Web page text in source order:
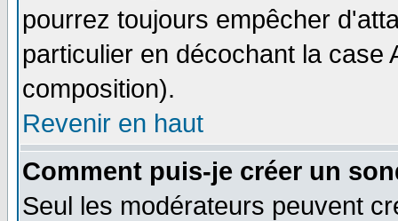
pourrez toujours empêcher
particulier en décochant la
composition).
Revenir en haut
Comment puis-je créer un
Seul les modérateurs peuvent